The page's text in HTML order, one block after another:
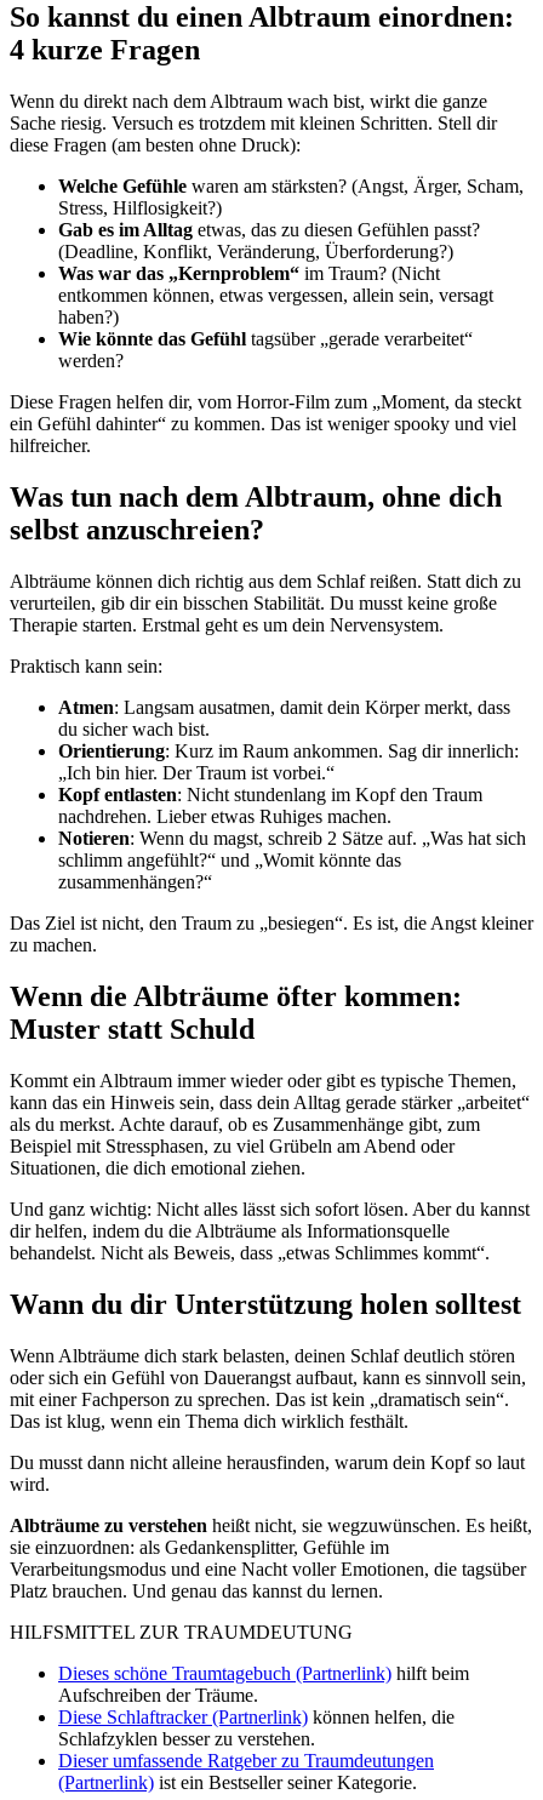
So kannst du einen Albtraum einordnen:
4 kurze Fragen
Wenn du direkt nach dem Albtraum wach bist, wirkt die ganze
Sache riesig. Versuch es trotzdem mit kleinen Schritten. Stell dir
diese Fragen (am besten ohne Druck):
Welche Gefühle waren am stärksten? (Angst, Ärger, Scham,
Stress, Hilflosigkeit?)
Gab es im Alltag etwas, das zu diesen Gefühlen passt?
(Deadline, Konflikt, Veränderung, Überforderung?)
Was war das „Kernproblem“ im Traum? (Nicht
entkommen können, etwas vergessen, allein sein, versagt
haben?)
Wie könnte das Gefühl tagsüber „gerade verarbeitet“
werden?
Diese Fragen helfen dir, vom Horror-Film zum „Moment, da steckt
ein Gefühl dahinter“ zu kommen. Das ist weniger spooky und viel
hilfreicher.
Was tun nach dem Albtraum, ohne dich
selbst anzuschreien?
Albträume können dich richtig aus dem Schlaf reißen. Statt dich zu
verurteilen, gib dir ein bisschen Stabilität. Du musst keine große
Therapie starten. Erstmal geht es um dein Nervensystem.
Praktisch kann sein:
Atmen: Langsam ausatmen, damit dein Körper merkt, dass
du sicher wach bist.
Orientierung: Kurz im Raum ankommen. Sag dir innerlich:
„Ich bin hier. Der Traum ist vorbei.“
Kopf entlasten: Nicht stundenlang im Kopf den Traum
nachdrehen. Lieber etwas Ruhiges machen.
Notieren: Wenn du magst, schreib 2 Sätze auf. „Was hat sich
schlimm angefühlt?“ und „Womit könnte das
zusammenhängen?“
Das Ziel ist nicht, den Traum zu „besiegen“. Es ist, die Angst kleiner
zu machen.
Wenn die Albträume öfter kommen:
Muster statt Schuld
Kommt ein Albtraum immer wieder oder gibt es typische Themen,
kann das ein Hinweis sein, dass dein Alltag gerade stärker „arbeitet“
als du merkst. Achte darauf, ob es Zusammenhänge gibt, zum
Beispiel mit Stressphasen, zu viel Grübeln am Abend oder
Situationen, die dich emotional ziehen.
Und ganz wichtig: Nicht alles lässt sich sofort lösen. Aber du kannst
dir helfen, indem du die Albträume als Informationsquelle
behandelst. Nicht als Beweis, dass „etwas Schlimmes kommt“.
Wann du dir Unterstützung holen solltest
Wenn Albträume dich stark belasten, deinen Schlaf deutlich stören
oder sich ein Gefühl von Dauerangst aufbaut, kann es sinnvoll sein,
mit einer Fachperson zu sprechen. Das ist kein „dramatisch sein“.
Das ist klug, wenn ein Thema dich wirklich festhält.
Du musst dann nicht alleine herausfinden, warum dein Kopf so laut
wird.
Albträume zu verstehen heißt nicht, sie wegzuwünschen. Es heißt,
sie einzuordnen: als Gedankensplitter, Gefühle im
Verarbeitungsmodus und eine Nacht voller Emotionen, die tagsüber
Platz brauchen. Und genau das kannst du lernen.
HILFSMITTEL ZUR TRAUMDEUTUNG
Dieses schöne Traumtagebuch (Partnerlink) hilft beim
Aufschreiben der Träume.
Diese Schlaftracker (Partnerlink) können helfen, die
Schlafzyklen besser zu verstehen.
Dieser umfassende Ratgeber zu Traumdeutungen
(Partnerlink) ist ein Bestseller seiner Kategorie.